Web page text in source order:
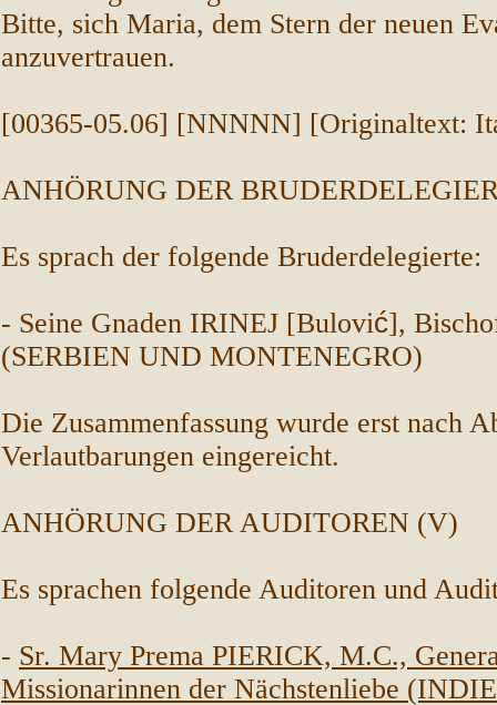
Bitte, sich Maria, dem Stern der neuen
anzuvertrauen.
[00365-05.06] [NNNNN] [Originaltext:
ANHÖRUNG DER
Es sprach der folgende Bruderdelegierte:
- Seine Gnaden IRINEJ [Bulović],
(SERBIEN UND MONTENEGRO)
Die Zusammenfassung wurde erst nach
Verlautbarungen eingereicht.
ANHÖRUNG DER AUDITOREN (V)
Es sprachen folgende Auditoren und
- Sr. Mary Prema PIERICK, M.C.,
Missionarinnen der Nächstenliebe